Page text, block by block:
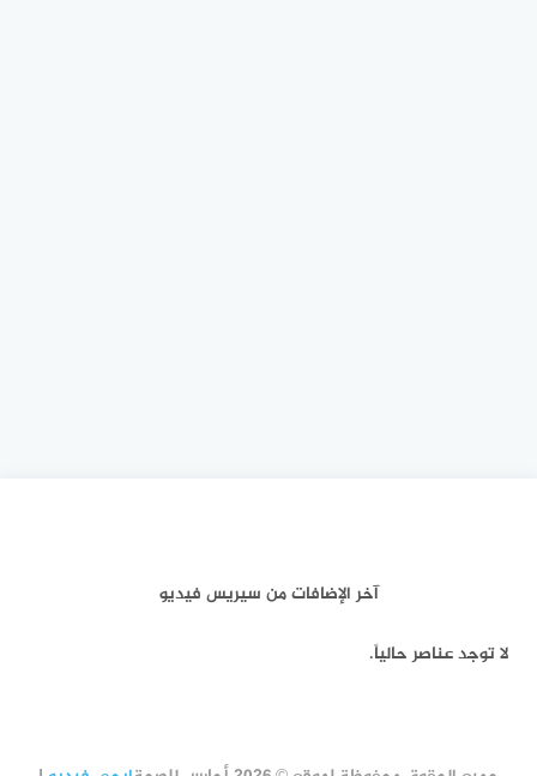
آخر الإضافات من سيريس فيديو
لا توجد عناصر حالياً.